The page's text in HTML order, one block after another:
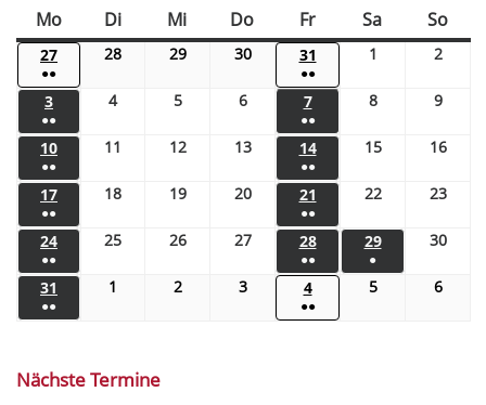
Mo
Di Mi Do Fr Sa So
27
●●
28 29 30 31
●●
1 2
3
●●
4 5 6 7
●●
8 9
10
●●
11 12 13 14
●●
15 16
17
●●
18 19 20 21
●●
22 23
24
●●
25 26 27 28
●●
29
●
30
31
●●
1 2 3 4
●●
5 6
Nächste Termine